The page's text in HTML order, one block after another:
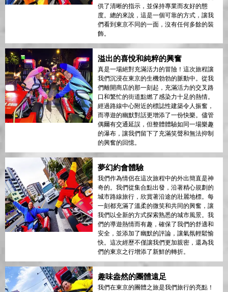
供了清晰的指示，並保持專業而友好的態
度。總的來說，這是一個可靠的方式，讓我
們看到東京不同的一面，沒有任何多餘的裝
飾。
溢出的喜悅和純粹的興奮
真是一場絕對充滿活力的冒險！這次旅程讓
我們沉浸在東京的生機勃勃的脈動中。從我
們離開商店的那一刻起，充滿活力的交叉路
口和繁忙的街道點燃了感染力十足的熱情。
經過路線中心附近的標誌性建築令人振奮，
而導遊的幽默對話更增添了一份快樂。儘管
偶爾有交通延誤，但整體體驗如同一場樂趣
的瀑布，讓我們留下了充滿笑聲和無法抑制
的興奮的回憶。
夢幻約會體驗
我們作為情侶在這次旅程中的外出簡直是神
奇的。我們從集合點出發，沿著精心規劃的
城市路線旅行，欣賞著沿途的壯麗地標。每
一刻都充滿了溫柔的微笑和共同的興奮，讓
我們以全新的方式探索熟悉的城市風景。我
們的導遊熱情而有趣，確保了我們的舒適和
安全，並添加了幽默的評論，讓氣氛輕鬆愉
快。這次經歷不僅讓我們更加親密，還為我
們的東京之行增添了新鮮的轉折。
趣味盎然的團體遠足
我們在東京的團體之旅是我們旅行的亮點！